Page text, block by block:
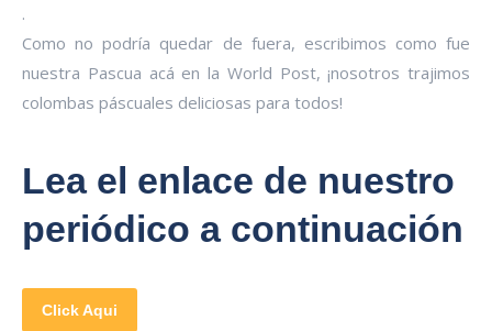
.
Como no podría quedar de fuera, escribimos como fue
nuestra Pascua acá en la World Post, ¡nosotros trajimos
colombas páscuales deliciosas para todos!
Lea el enlace de nuestro
periódico a continuación
Click Aqui